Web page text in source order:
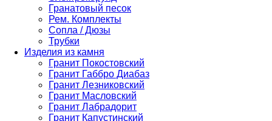
Гранатовый песок
Рем. Комплекты
Сопла / Дюзы
Трубки
Изделия из камня
Гранит Покостовский
Гранит Габбро Диабаз
Гранит Лезниковский
Гранит Масловский
Гранит Лабрадорит
Гранит Капустинский